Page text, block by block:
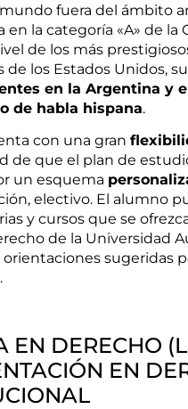
fuera del ámbito
en la categoría «A» de la
de los más
de los Estados Unidos,
en la Argentina y
de habla hispana.
con una gran
de que el plan de
un esquema
electivo. El alumno
y cursos que se
de la Universidad
orientaciones sugeridas
EN DERECHO
EN